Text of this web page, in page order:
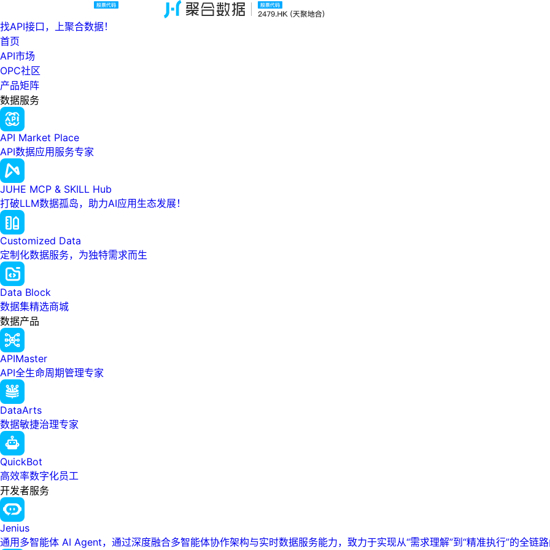
找API接口，上聚合数据！
首页
API市场
OPC社区
产品矩阵
数据服务
API Market Place
API数据应用服务专家
JUHE MCP & SKILL Hub
打破LLM数据孤岛，助力AI应用生态发展！
Customized Data
定制化数据服务，为独特需求而生
Data Block
数据集精选商城
数据产品
APIMaster
API全生命周期管理专家
DataArts
数据敏捷治理专家
QuickBot
高效率数字化员工
开发者服务
Jenius
通用多智能体 AI Agent，通过深度融合多智能体协作架构与实时数据服务能力，致力于实现从“需求理解”到“精准执行”的全链